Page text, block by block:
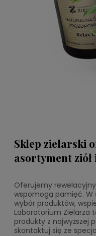
Sklep zielarski
asortyment
Oferujemy
wspomogą pamięć.
wybór produktów,
Laboratorium Zielarza
produkty z najwyższej
skontaktuj się ze